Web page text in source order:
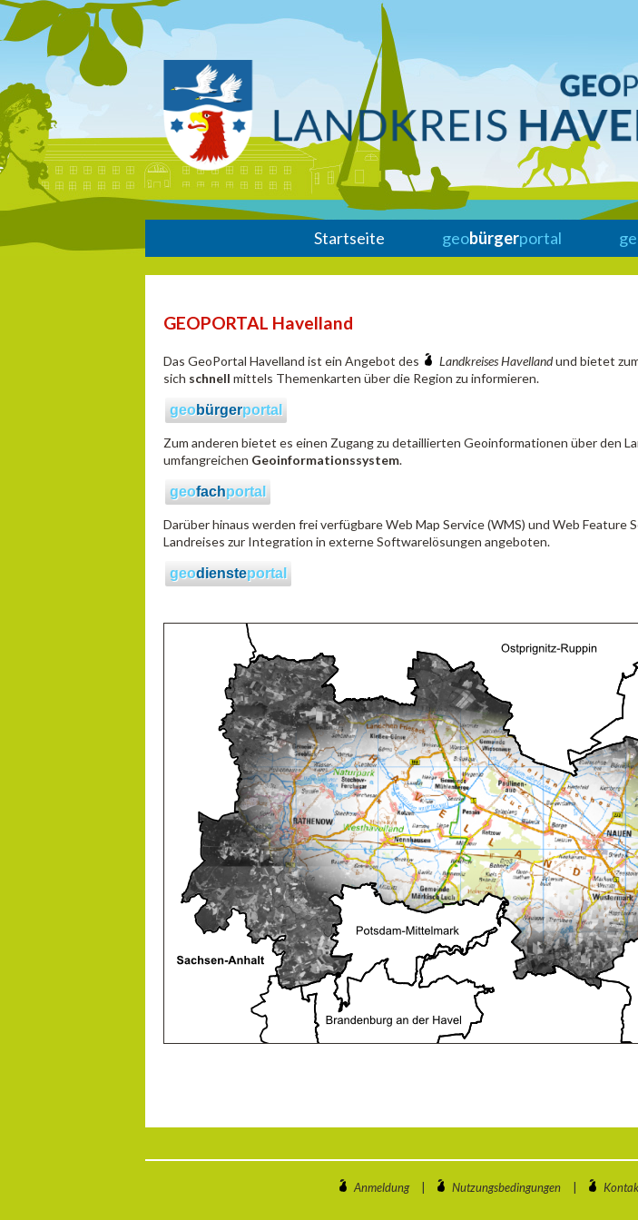
Startseite geobürgerportal
GEOPORTAL Havelland
Das GeoPortal Havelland ist ein Angebot des Landkreises Havellandund bietet
sich schnell mittels Themenkarten über die Region zu informieren.
geo bürgerportal
Zum anderen bietet es einen Zugang zu detaillierten Geoinformationen über den
umfangreichen Geoinformationssystem.
geofachportal
Darüber hinaus werden frei verfügbare Web Map Service (WMS) und Web Feature
Landreises zur Integration in externe Softwarelösungen angeboten.
geodiensteportal
Anmeldung Nutzungsbedingungen